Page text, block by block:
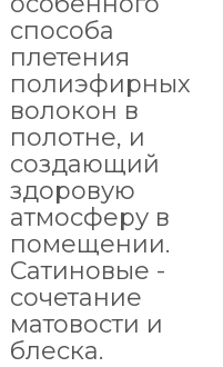
способа
плетения
полиэфирных
волокон в
полотне, и
создающий
здоровую
атмосферу в
помещении.
Сатиновые -
сочетание
матовости и
блеска.